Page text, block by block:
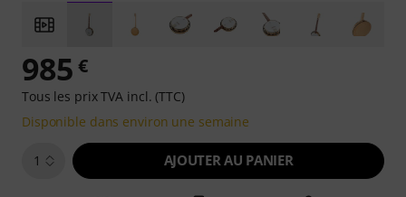
985 €
Tous les prix TVA incl. (TTC)
Disponible dans environ une semaine
1 AJOUTER AU PANIER